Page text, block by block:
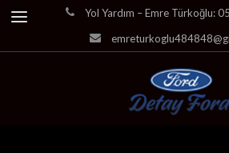
Yol Yardım – Emre Türkoğlu: